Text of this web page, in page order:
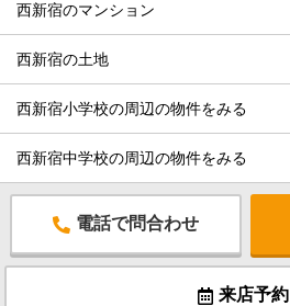
西新宿のマンション
西新宿の土地
西新宿小学校の周辺の物件をみる
西新宿中学校の周辺の物件をみる
電話で問合わせ
来店予約